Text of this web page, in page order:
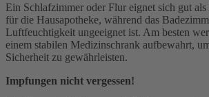
Ein Schlafzimmer oder Flur eignet sich gut
für die Hausapotheke, während das
Luftfeuchtigkeit ungeeignet ist. Am besten
einem stabilen Medizinschrank aufbewahrt,
Sicherheit zu gewährleisten.
Impfungen nicht vergessen!